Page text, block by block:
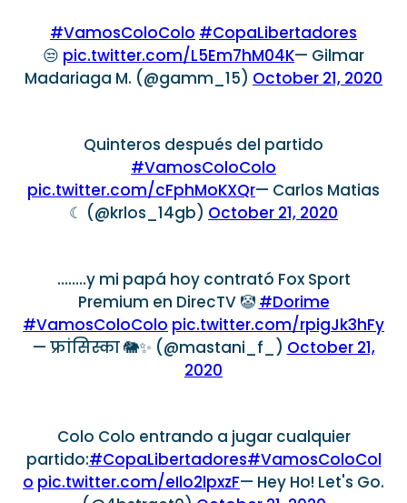
#VamosColoColo #CopaLibertadores
😒 pic.twitter.com/L5Em7hM04K— Gilmar
Madariaga M. (@gamm_15) October 21, 2020
Quinteros después del partido
#VamosColoColo
pic.twitter.com/cFphMoKXQr— Carlos Matias
☾ (@krlos_14gb) October 21, 2020
……..y mi papá hoy contrató Fox Sport
Premium en DirecTV 🤡 #Dorime
#VamosColoColo pic.twitter.com/rpigJk3hFy
— फ्रांसिस्का 🐘✨ (@mastani_f_) October 21,
2020
Colo Colo entrando a jugar cualquier
partido:#CopaLibertadores#VamosColoCol
o pic.twitter.com/eIlo2lpxzF— Hey Ho! Let's Go.